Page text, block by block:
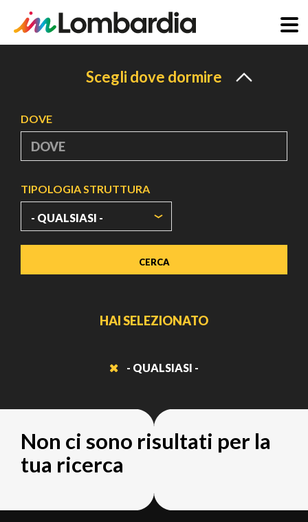
Scegli dove dormire
DOVE
TIPOLOGIA STRUTTURA
HAI SELEZIONATO
- QUALSIASI -
Non ci sono risultati per la
tua ricerca